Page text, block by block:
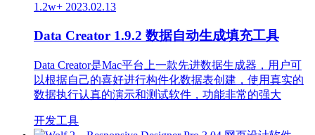
1.2w+ 2023.02.13
Data Creator 1.9.2 数据自动生成填充工具
Data Creator是Mac平台上一款先进数据生成器，用户可
以根据自己的喜好进行构件化数据表创建，使用真实的
数据执行认真的演示和测试软件，功能非常的强大
开发工具